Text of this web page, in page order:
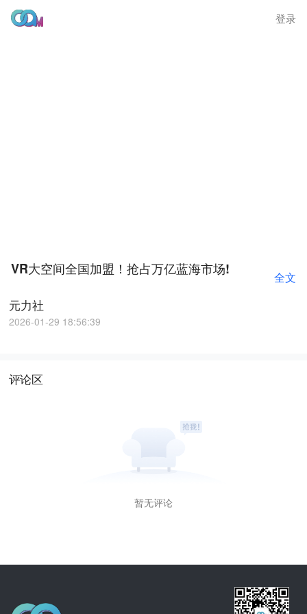
登录
VR大空间全国加盟！抢占万亿蓝海市场! 全文
元力社
2026-01-29 18:56:39
评论区
暂无评论